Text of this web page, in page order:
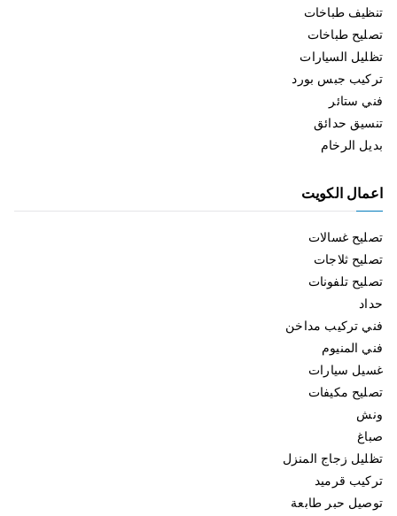
تنظيف طباخات
تصليح طباخات
تظليل السيارات
تركيب جبس بورد
فني ستائر
تنسيق حدائق
بديل الرخام
اعمال الكويت
تصليح غسالات
تصليح ثلاجات
تصليح تلفونات
حداد
فني تركيب مداخن
فني المنيوم
غسيل سيارات
تصليح مكيفات
ونش
صباغ
تظليل زجاج المنزل
تركيب قرميد
توصيل حبر طابعة